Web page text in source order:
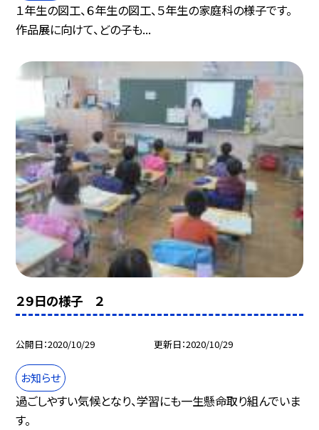
１年生の図工、６年生の図工、５年生の家庭科の様子です。
作品展に向けて、どの子も...
２９日の様子 ２
公開日 2020/10/29 更新日 2020/10/29
お知らせ
過ごしやすい気候となり、学習にも一生懸命取り組んでいま
す。